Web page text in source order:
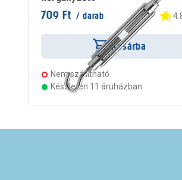
709 Ft / darab
Kosárba
Nem szállítható
Készleten 11 áruházban